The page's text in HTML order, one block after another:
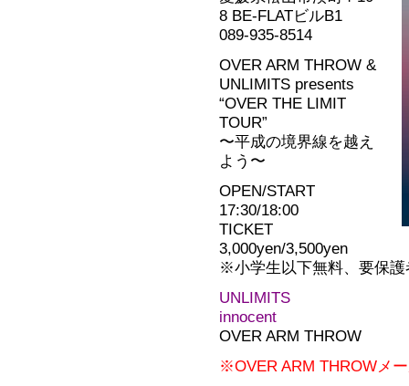
8 BE-FLATビルB1
089-935-8514
OVER ARM THROW &
UNLIMITS presents
“OVER THE LIMIT
TOUR”
〜平成の境界線を越え
よう〜
OPEN/START
17:30/18:00
TICKET
3,000yen/3,500yen
※小学生以下無料、要保護
UNLIMITS
innocent
OVER ARM THROW
※OVER ARM THROWメ